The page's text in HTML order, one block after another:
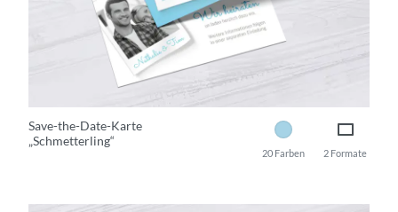
Save-the-Date-Karte
„Schmetterling“
2 Formate
20 Farben